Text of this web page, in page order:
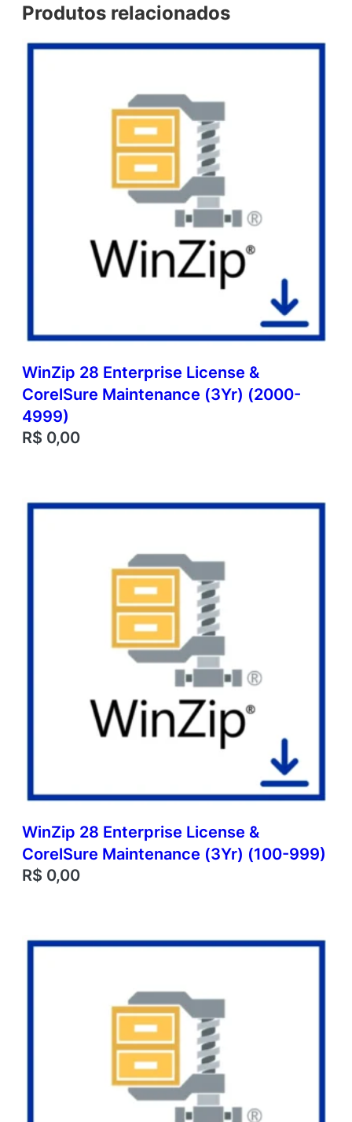
Produtos relacionados
WinZip 28 Enterprise License &
CorelSure Maintenance (3Yr) (2000-
4999)
R$ 0,00
WinZip 28 Enterprise License &
CorelSure Maintenance (3Yr) (100-999)
R$ 0,00